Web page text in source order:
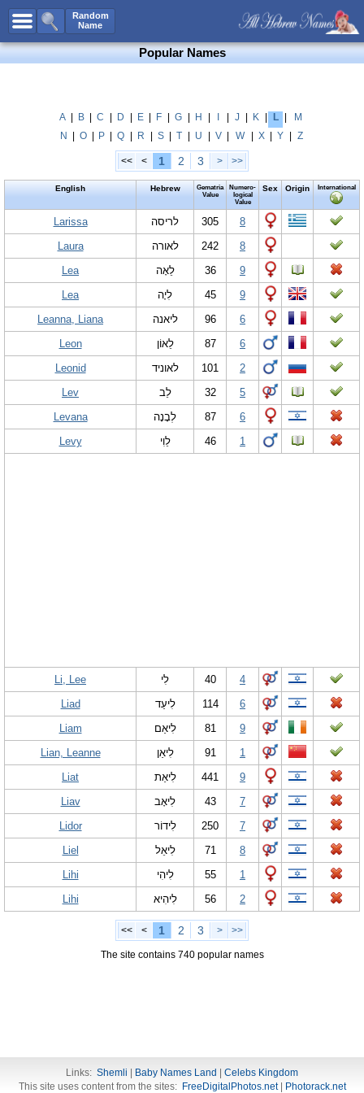
Random
Name
All Names
Boy Names
Unisex Names
Popular Names
Celebs B. DaysNew!
Numerology
Facebook
Popular Names
A B C D E F G H J K L
M
N
O P Q R S T U V W X Y Z
<< < 1 2 3 > >>
English Hebrew
Gematria
Value
Numero-
logical
Value
Sex Origin International
Larissa לריסה 305
8
Laura
לאורה 242
8
Lea
לֵאָה 36
9
Lea
לִיָה 45
9
Leanna, Liana
ליאנה 96
6
Leon
לֵאוֹן 87
6
Leonid
לאוניד 101
2
Lev
לֵב 32
5
Levana
לְבָנָה 87
6
Levy
לֵוִי 46 1
Li, Lee לִי 40
4
Liad
לִיעַד 114
6
Liam
לִיאַם 81
9
Lian, Leanne
לִיאַן 91
1
Liat
לִיאַת 441
9
Liav
לִיאָב 43
7
Lidor
לִידוֹר 250
7
Liel
לִיאֵל 71
8
Lihi
לִיהִי 55
1
Lihi
לִיהִיא 56 2
<< < 1 2 3 > >>
The site contains 740 popular names
Links: Shemli Baby Names Land
Celebs Kingdom
This site uses content from the sites: FreeDigitalPhotos.net| Photorack.net